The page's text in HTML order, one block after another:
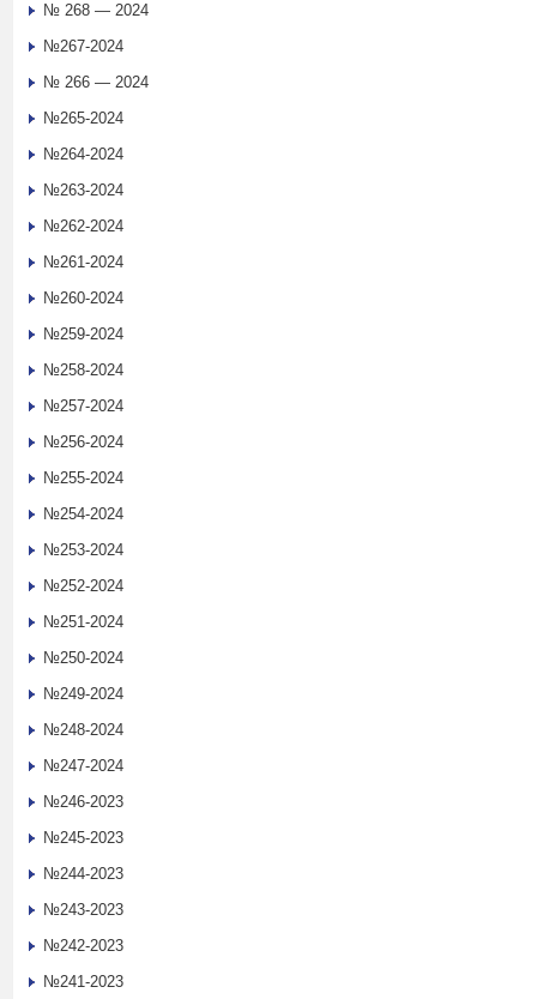
№ 268 — 2024
№267-2024
№ 266 — 2024
№265-2024
№264-2024
№263-2024
№262-2024
№261-2024
№260-2024
№259-2024
№258-2024
№257-2024
№256-2024
№255-2024
№254-2024
№253-2024
№252-2024
№251-2024
№250-2024
№249-2024
№248-2024
№247-2024
№246-2023
№245-2023
№244-2023
№243-2023
№242-2023
№241-2023